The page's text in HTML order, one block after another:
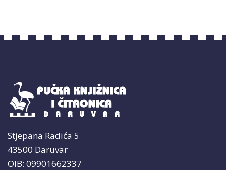
Stjepana Radića 5
43500 Daruvar
OIB: 09901662337